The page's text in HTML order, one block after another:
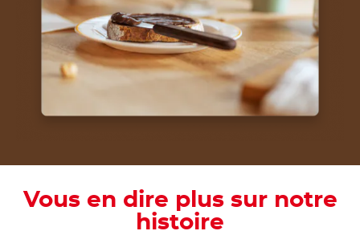
Vous en dire plus sur notre
histoire